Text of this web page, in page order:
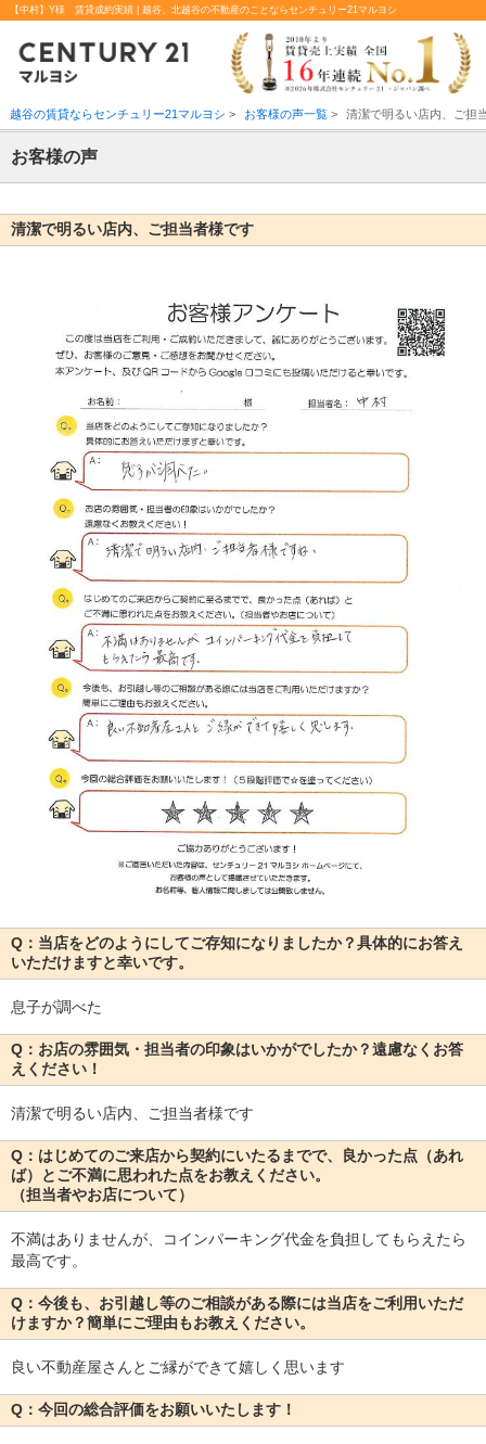
【中村】Y様 賃貸成約実績 | 越谷、北越谷の不動産のことならセンチュリー21マルヨシ
越谷の賃貸ならセンチュリー21マルヨシ > お客様の声一覧> 清潔で明るい店内、ご担
お客様の声
清潔で明るい店内、ご担当者様です
Q：当店をどのようにしてご存知になりましたか？具体的にお答え
いただけますと幸いです。
息子が調べた
Q：お店の雰囲気・担当者の印象はいかがでしたか？遠慮なくお答
えください！
清潔で明るい店内、ご担当者様です
Q：はじめてのご来店から契約にいたるまでで、良かった点（あれ
ば）とご不満に思われた点をお教えください。
（担当者やお店について）
不満はありませんが、コインパーキング代金を負担してもらえたら
最高です。
Q：今後も、お引越し等のご相談がある際には当店をご利用いただ
けますか？簡単にご理由もお教えください。
良い不動産屋さんとご縁ができて嬉しく思います
Q：今回の総合評価をお願いいたします！